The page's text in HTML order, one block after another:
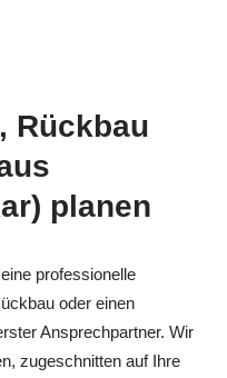
Rückbau
planen
professionelle
oder einen
Ansprechpartner. Wir
zugeschnitten auf Ihre